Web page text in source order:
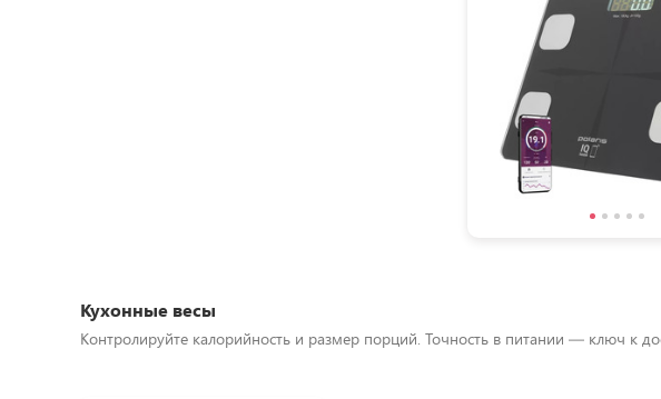
Кухонные весы
Контролируйте калорийность и размер порций. Точность в питании — ключ к